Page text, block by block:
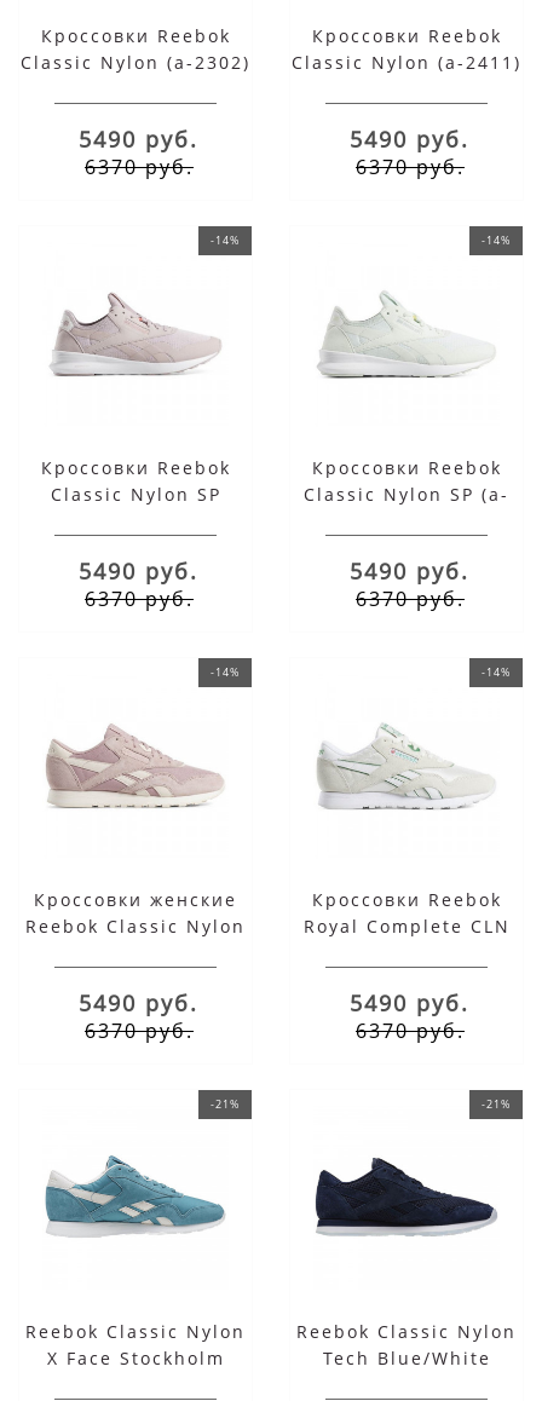
Кроссовки Reebok
Classic Nylon (a-2302)
5490 руб.
6370 руб.
Кроссовки Reebok
Classic Nylon (a-2411)
5490 руб.
6370 руб.
-14%
Кроссовки Reebok
Classic Nylon SP
5490 руб.
6370 руб.
-14%
Кроссовки Reebok
Classic Nylon SP (a-
5490 руб.
6370 руб.
-14%
Кроссовки женские
Reebok Classic Nylon
5490 руб.
6370 руб.
-14%
Кроссовки Reebok
Royal Complete CLN
5490 руб.
6370 руб.
-21%
Reebok Classic Nylon
X Face Stockholm
-21%
Reebok Classic Nylon
Tech Blue/White